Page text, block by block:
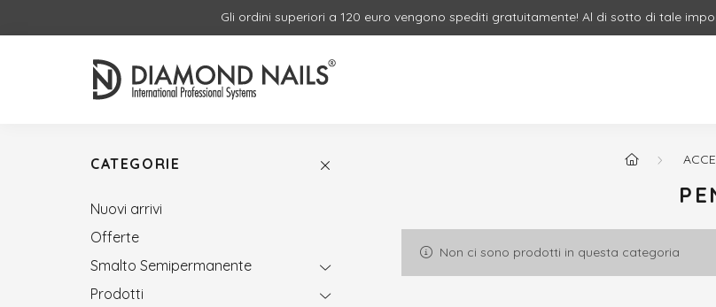
Gli ordini superiori a 120 euro vengono spediti gratuitamente! Al di sotto di tale
CATEGORIE
Nuovi arrivi
Offerte
Smalto Semipermanente
Prodotti
Non ci sono prodotti in questa categoria